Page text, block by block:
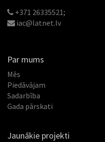
+371 26335521;
iac@latnet.lv
Par mums
Mēs
Piedāvājam
Sadarbība
Gada pārskati
Jaunākie projekti